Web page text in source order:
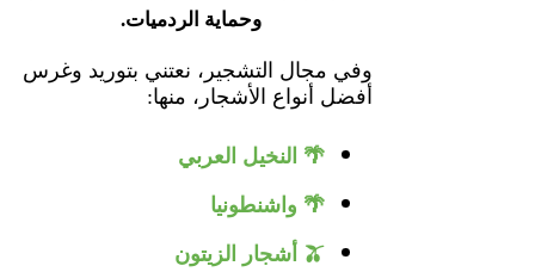
وحماية الردميات.
وفي مجال التشجير، نعتني بتوريد وغرس
أفضل أنواع الأشجار، منها:
🌴 النخيل العربي
🌴 واشنطونيا
🫒 أشجار الزيتون